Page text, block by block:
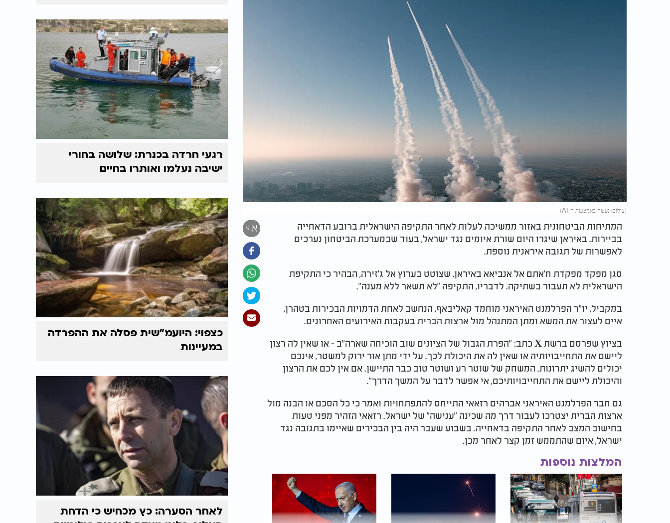
(צילום: נעשה באמצעות ה-AI)
א א
המתיחות הביטחונית באזור ממשיכה לעלות לאחר התקיפה הישראלית ברובע הדאחייה
בביירות. באיראן שיגרו היום שורת איומים נגד ישראל, בעוד שבמערכת הביטחון נערכים
לאפשרות של תגובה איראנית נוספת.
סגן מפקד מפקדת ח'אתם אל אנביאא באיראן, שצוטט בערוץ אל ג'זירה, הבהיר כי התקיפת
הישראלית לא תעבור בשתיקה. לדבריו, התקיפה "לא תשאר ללא מענה".
במקביל, יו"ר הפרלמנט האיראני מוחמד קאליבאף, הנחשב לאחת הדמויות הבכירות בטהרן,
איים לעצור את המשא ומתן המתנהל מול ארצות הברית בעקבות האירועים האחרונים.
בציוץ שפרסם ברשת X כתב: "הפרת הגבול של הציונים שוב הוכיחה שארה"ב - או שאין לה רצון
ליישם את התחייבויותיה או שאין לה את היכולת לכך. על ידי מתן אור ירוק למשטר, אינכם
יכולים להשיג יתרונות. המשחק של שוטר רע ושוטר טוב כבר התיישן. אם אין לכם את הרצון
והיכולת ליישם את התחייבויותיכם, אי אפשר לדבר על המשך הדרך".
גם חבר הפרלמנט האיראני אברהים רזאאי התייחס להתפתחויות ואמר כי כל הסכם או הבנה מול
ארצות הברית יצטרכו לעבור דרך מה שכינה "ענישה" של ישראל. רזאאי הזהיר מפני טעות
בחישוב המצב לאחר התקיפה בדאחייה. בשבוע שעבר היה בין הבכירים שאיימו בתגובה נגד
ישראל, איום שהתממש זמן קצר לאחר מכן.
המלצות נוספות
רגעי חרדה בכנרת: שלושה בחורי
ישיבה נעלמו ואותרו בחיים
כצפוי: היועמ"שית פסלה את ההפרדה
במעיינות
לאחר הסערה: כץ מכחיש כי הדחת